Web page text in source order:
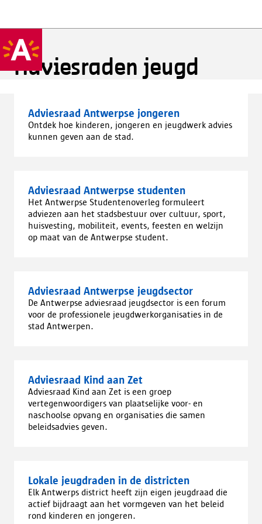
Adviesraden jeugd
Adviesraad Antwerpse jongeren
Ontdek hoe kinderen, jongeren en jeugdwerk advies
kunnen geven aan de stad.
Adviesraad Antwerpse studenten
Het Antwerpse Studentenoverleg formuleert
adviezen aan het stadsbestuur over cultuur, sport,
huisvesting, mobiliteit, events, feesten en welzijn
op maat van de Antwerpse student.
Adviesraad Antwerpse jeugdsector
De Antwerpse adviesraad jeugdsector is een forum
voor de professionele jeugdwerkorganisaties in de
stad Antwerpen.
Adviesraad Kind aan Zet
Adviesraad Kind aan Zet is een groep
vertegenwoordigers van plaatselijke voor- en
naschoolse opvang en organisaties die samen
beleidsadvies geven.
Lokale jeugdraden in de districten
Elk Antwerps district heeft zijn eigen jeugdraad die
actief bijdraagt aan het vormgeven van het beleid
rond kinderen en jongeren.